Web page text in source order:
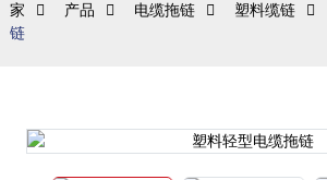
家 产品 电缆拖链 塑料缆链
链